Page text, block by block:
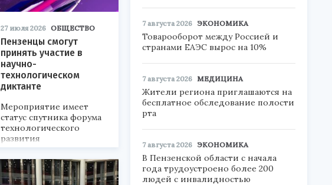
27 июля 2026 ОБЩЕСТВО
Пензенцы смогут
принять участие в
научно-
технологическом
диктанте
Мероприятие имеет
статус спутника форума
технологического
развития
«Технопром-2026».
7 августа 2026 ЭКОНОМИКА
Товарооборот между Россией и
странами ЕАЭС вырос на 10%
7 августа 2026 МЕДИЦИНА
Жители региона приглашаются на
бесплатное обследование полости
рта
7 августа 2026 ЭКОНОМИКА
В Пензенской области с начала
года трудоустроено более 200
людей с инвалидностью